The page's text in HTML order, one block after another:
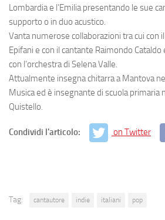
Lombardia e l’Emilia presentando le sue
supporto o in duo acustico.
Vanta numerose collaborazioni tra cui con
Epifani e con il cantante Raimondo
con l’orchestra di Selena Valle.
Attualmente insegna chitarra a Mantova
Musica ed è insegnante di scuola primaria
Quistello.
Condividi l'articolo: on Twitter
Tag: cantautore indie italiani pop